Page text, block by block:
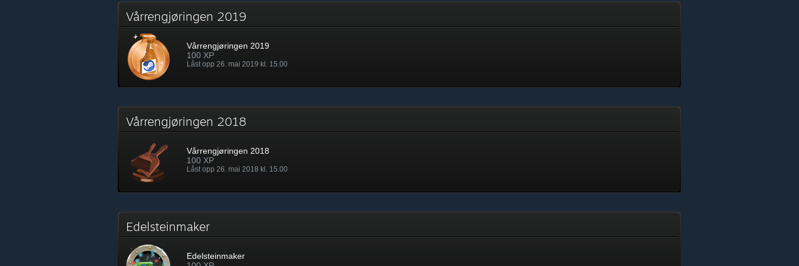
Vårrengjøringen 2019
Vårrengjøringen 2019
100 XP
Låst opp 26. mai 2019 kl. 15.00
Vårrengjøringen 2018
Vårrengjøringen 2018
100 XP
Låst opp 26. mai 2018 kl. 15.00
Edelsteinmaker
Edelsteinmaker